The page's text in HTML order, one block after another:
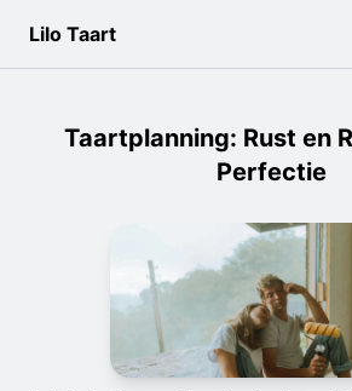
Lilo Taart
Taartplanning: Rust en
Perfectie